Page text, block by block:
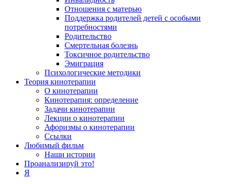
Отношения с матерью
Поддержка родителей детей с особыми
потребностями
Родительство
Смертельная болезнь
Токсичное родительство
Эмиграция
Психологические методики
Теория кинотерапии
О кинотерапии
Кинотерапия: определение
Задачи кинотерапии
Лекции о кинотерапии
Афоризмы о кинотерапии
Ссылки
Любимый фильм
Наши истории
Проанализируй это!
Я